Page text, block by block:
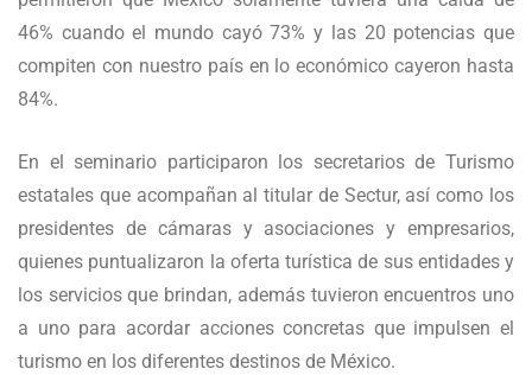
46% cuando el mundo cayó 73% y las 20 potencias que
compiten con nuestro país en lo económico cayeron hasta
84%.
En el seminario participaron los secretarios de Turismo
estatales que acompañan al titular de Sectur, así como los
presidentes de cámaras y asociaciones y empresarios,
quienes puntualizaron la oferta turística de sus entidades y
los servicios que brindan, además tuvieron encuentros uno
a uno para acordar acciones concretas que impulsen el
turismo en los diferentes destinos de México.